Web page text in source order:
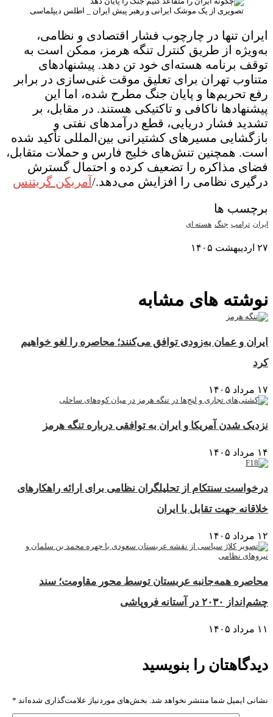
تصویری از یک موشک ایرانی و رهبر پیش ایران _ اطلس دیپلماسی
ایران تنها در چارچوب فشار اقتصادی و نظامی،
به‌ویژه از طریق کنترل تنگه هرمز، ممکن است به
توقف برنامه هسته‌ای خود تن دهد. پیشنهادهای
متناوب تهران برای تعلیق موقت غنی‌سازی در برابر
رفع تحریم‌ها و پایان جنگ مطرح شده، اما این
پیشنهادها ناکافی و تاکتیکی هستند. در مقابل، بر
تشدید فشار دریایی، قطع درآمدهای نفتی و
بازگشایی مسیرهای کشتیرانی بین‌المللی تأکید شده
است. همچنین تنش‌های خلیج فارس و حملات متقابل،
فضای مذاکره را تضعیف کرده و احتمال گسترش
درگیری نظامی را افزایش می‌دهد./ آمریکن گریتنس
برچسب ها
ایران ترامپ جنگ هسته ای
۲۷ اردیبهشت ۱۴۰۵
نوشته های مشابه
ایران و عمان به‌زودی توافق می‌کنند؛ محاصره را لغو خواهیم
کرد
۱۷ مرداد ۱۴۰۵
نزدیک شدن آمریکا و ایران به توافقی درباره تنگه هرمز
۱۴ مرداد ۱۴۰۵
درخواست سنتکام از تحلیلگران نظامی برای ارائه راهکارهای
خلاقانه جهت تقابل با ایران
۱۲ مرداد ۱۴۰۵
محاصره همه‌جانبه عربستان توسط محور مقاومت؛ سند
چشم‌انداز ۲۰۳۰ در آستانه فروپاشی
۱۱ مرداد ۱۴۰۵
دیدگاهتان را بنویسید
نشانی ایمیل شما منتشر نخواهد شد. بخش‌های موردنیاز علامت‌گذاری شده‌اند *